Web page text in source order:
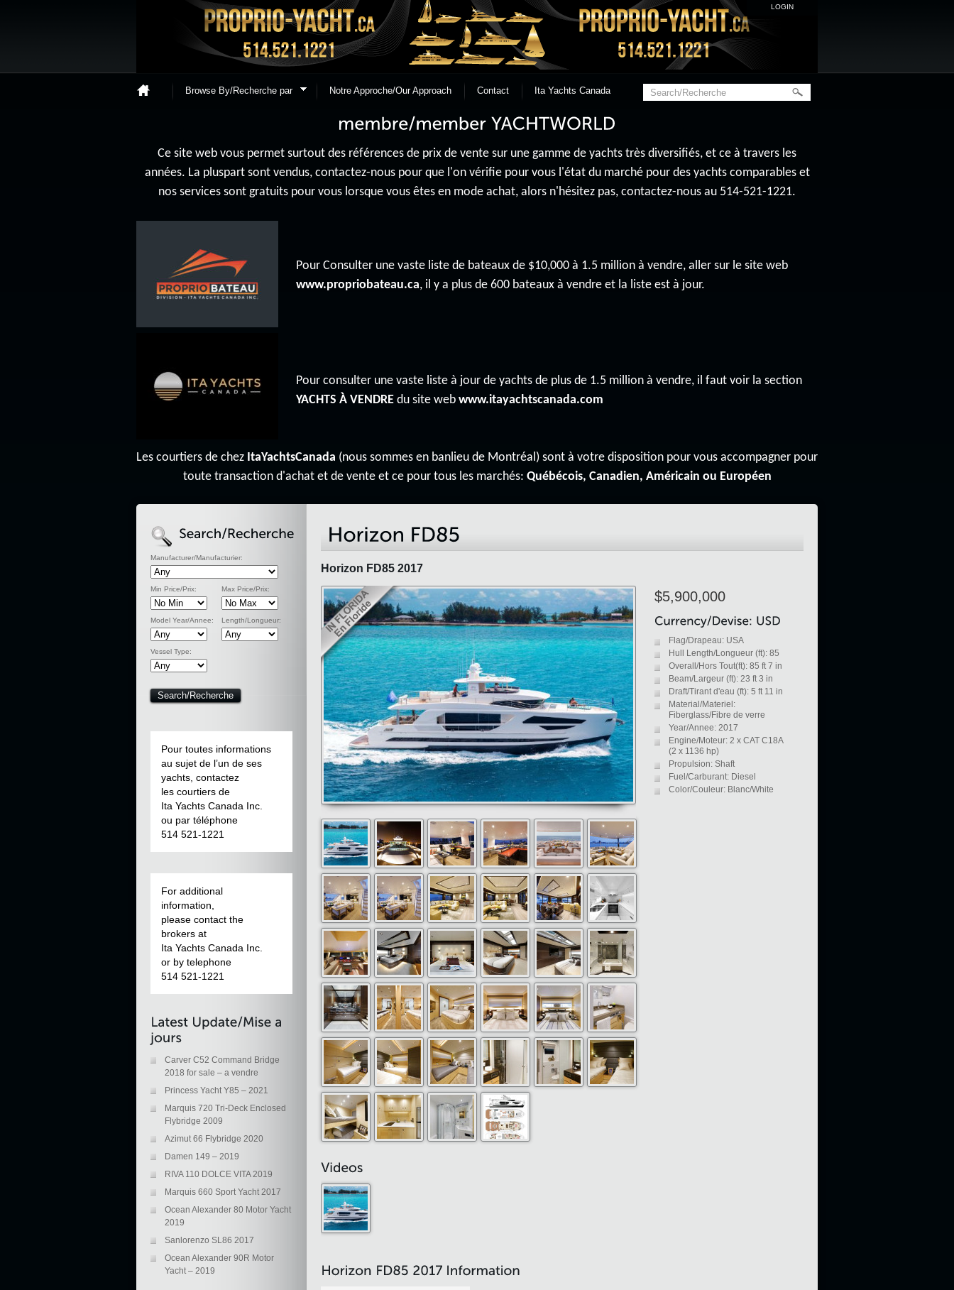
LOGIN
Browse By/Recherche par Notre Approche/Our Approach Contact Ita Yachts Canada
Ce site web vous permet surtout des références de prix de vente sur une gamme de yachts très diversifiés, et ce à travers les
années. La pluspart sont vendus, contactez-nous pour que l'on vérifie pour vous l'état du marché pour des yachts comparables et
nos services sont gratuits pour vous lorsque vous êtes en mode achat, alors n'hésitez pas, contactez-nous au 514-521-1221.
Pour Consulter une vaste liste de bateaux de $10,000 à 1.5 million à vendre, aller sur le site web
www.propriobateau.ca, il y a plus de 600 bateaux à vendre et la liste est à jour.
Pour consulter une vaste liste à jour de yachts de plus de 1.5 million à vendre, il faut voir la section
YACHTS À VENDRE du site web www.itayachtscanada.com
Les courtiers de chez ItaYachtsCanada (nous sommes en banlieu de Montréal) sont à votre disposition pour vous accompagner pour
toute transaction d'achat et de vente et ce pour tous les marchés: Québécois, Canadien, Américain ou Européen
Manufacturer/Manufacturier:
Min Price/Prix: Max Price/Prix:
Model Year/Annee: Length/Longueur:
Vessel Type:
Pour toutes informations
au sujet de l’un de ses
yachts, contactez
les courtiers de
Ita Yachts Canada Inc.
ou par téléphone
514 521-1221
For additional
information,
please contact the
brokers at
Ita Yachts Canada Inc.
or by telephone
514 521-1221
Carver C52 Command Bridge
2018 for sale – a vendre
Princess Yacht Y85 – 2021
Marquis 720 Tri-Deck Enclosed
Flybridge 2009
Azimut 66 Flybridge 2020
Damen 149 – 2019
RIVA 110 DOLCE VITA 2019
Marquis 660 Sport Yacht 2017
Ocean Alexander 80 Motor Yacht
2019
Sanlorenzo SL86 2017
Ocean Alexander 90R Motor
Yacht – 2019
Horizon FD85 2017
$5,900,000
Flag/Drapeau: USA
Hull Length/Longueur (ft): 85
Overall/Hors Tout(ft): 85 ft 7 in
Beam/Largeur (ft): 23 ft 3 in
Draft/Tirant d'eau (ft): 5 ft 11 in
Material/Materiel:
Fiberglass/Fibre de verre
Year/Annee: 2017
Engine/Moteur: 2 x CAT C18A
(2 x 1136 hp)
Propulsion: Shaft
Fuel/Carburant: Diesel
Color/Couleur: Blanc/White